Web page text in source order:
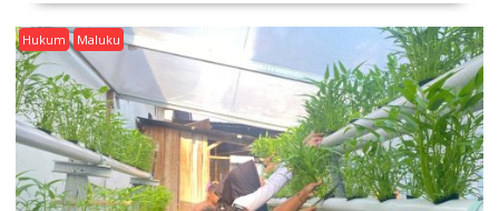
Hukum Maluku